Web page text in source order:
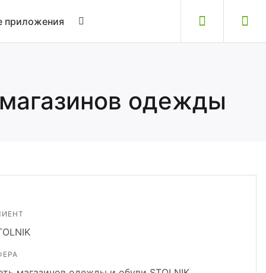
приложения
одежды